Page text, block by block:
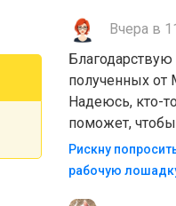
Вчера в
Благодарствую
полученных
Надеюсь, кто-
поможет,
Рискну
рабочую